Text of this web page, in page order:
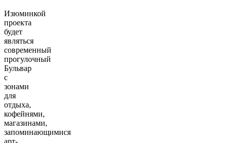
Изюминкой
проекта
будет
являться
современный
прогулочный
Бульвар
с
зонами
для
отдыха,
кофейнями,
магазинами,
запоминающимися
арт-